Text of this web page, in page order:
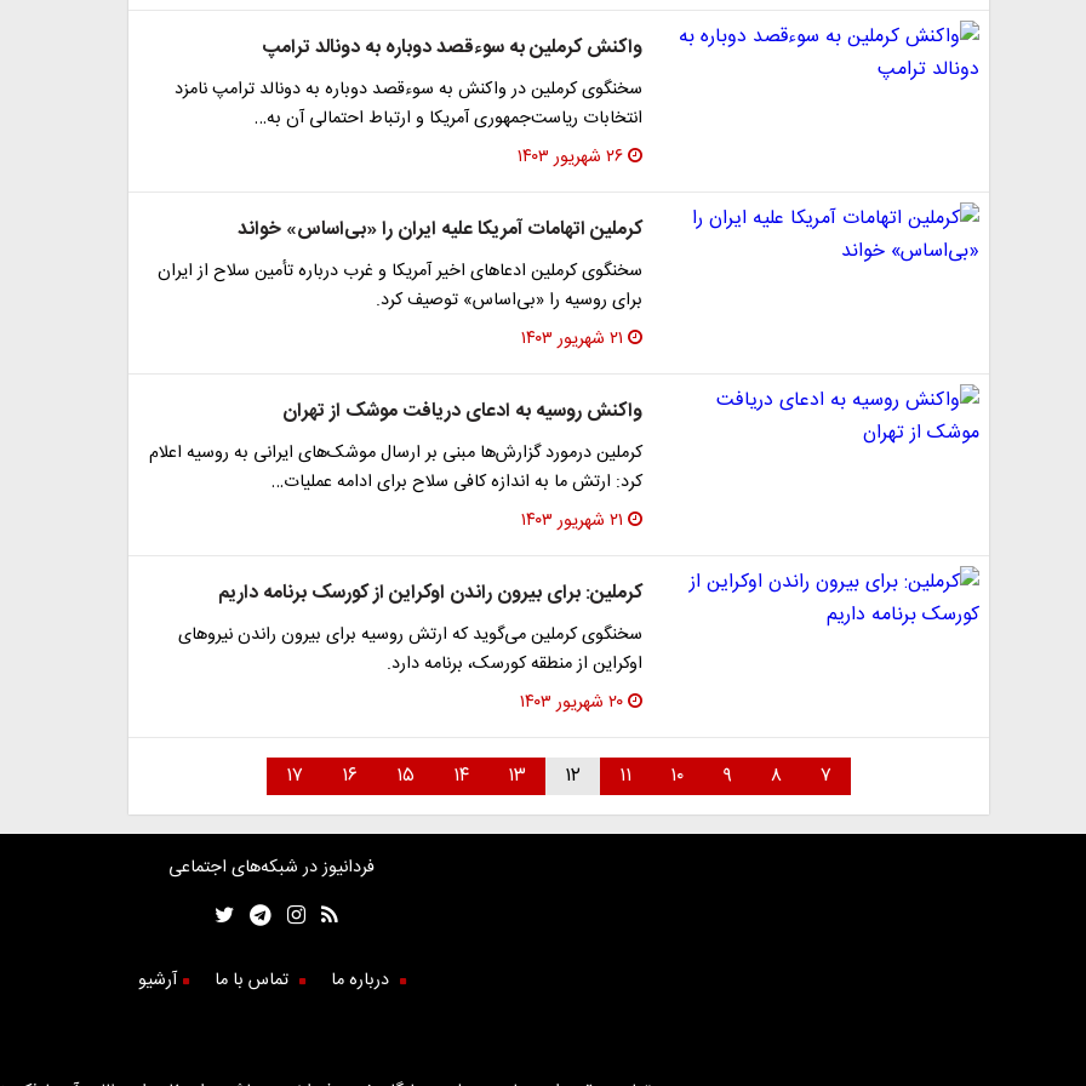
واکنش کرملین به سوءقصد دوباره به دونالد ترامپ
سخنگوی کرملین در واکنش به سوءقصد دوباره به دونالد ترامپ نامزد
انتخابات ریاست‌جمهوری آمریکا و ارتباط احتمالی آن به…
۲۶ شهریور ۱۴۰۳
کرملین اتهامات آمریکا علیه ایران را «بی‌اساس» خواند
سخنگوی کرملین ادعاهای اخیر آمریکا و غرب درباره تأمین سلاح از ایران
برای روسیه را «بی‌اساس» توصیف کرد.
۲۱ شهریور ۱۴۰۳
واکنش روسیه به ادعای دریافت موشک از تهران
کرملین درمورد گزارش‌ها مبنی بر ارسال موشک‌های ایرانی به روسیه اعلام
کرد: ارتش ما به اندازه کافی سلاح برای ادامه عملیات…
۲۱ شهریور ۱۴۰۳
کرملین: برای بیرون راندن اوکراین از کورسک برنامه داریم
سخنگوی کرملین می‌گوید که ارتش روسیه برای بیرون راندن نیروهای
اوکراین از منطقه کورسک، برنامه دارد.
۲۰ شهریور ۱۴۰۳
۷ ۸ ۹ ۱۰ ۱۱ ۱۲ ۱۳ ۱۴ ۱۵ ۱۶ ۱۷
فردانیوز در شبکه‌های اجتماعی
درباره ما تماس با ما آرشیو